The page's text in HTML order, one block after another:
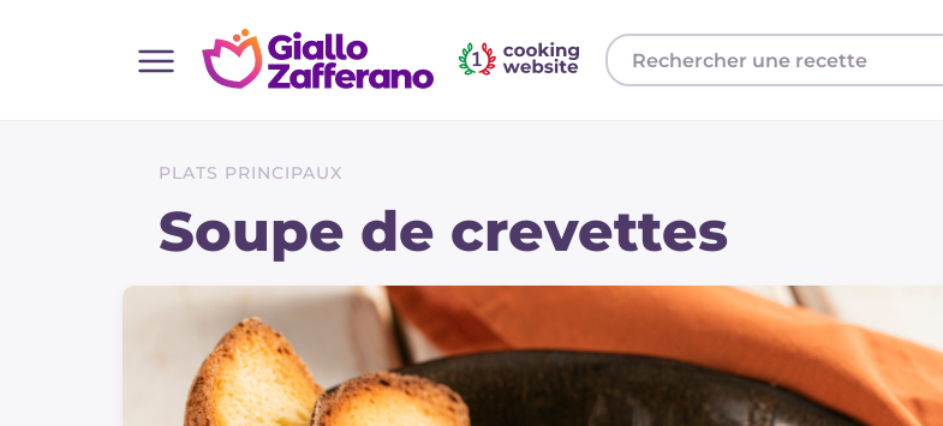
Toutes les recettes
Plats principaux
Boissons et rafraîchissements
Accompagnement
PLATS PRINCIPAUX
Soupe de crevettes